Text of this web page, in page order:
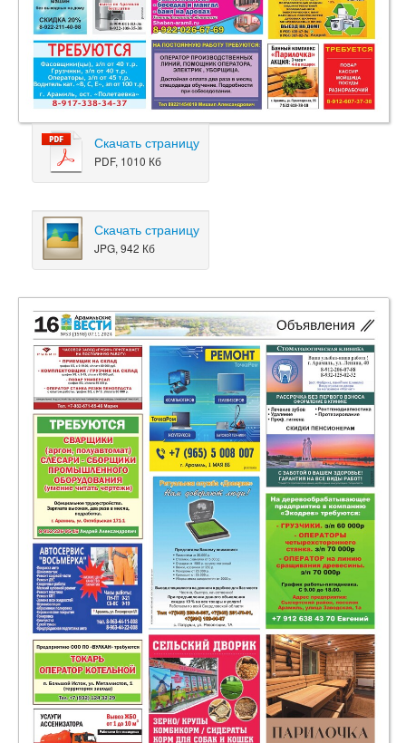
Скачать страницу
PDF, 1010 Кб
Скачать страницу
JPG, 942 Кб